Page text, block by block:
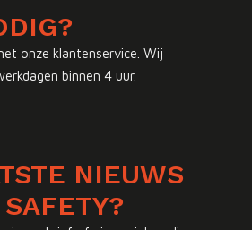
onze klantenservice. Wij
binnen 4 uur.
NIEUWS